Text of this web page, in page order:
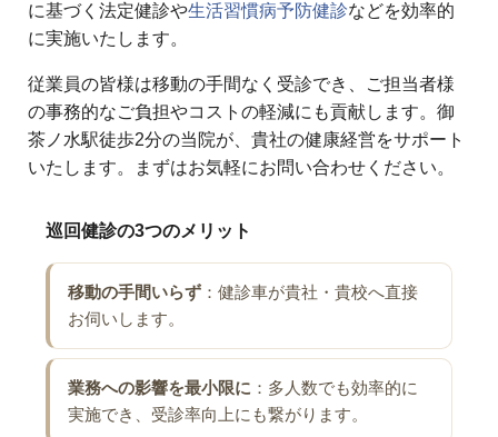
に基づく法定健診や生活習慣病予防健診などを効率的
に実施いたします。
従業員の皆様は移動の手間なく受診でき、ご担当者様
の事務的なご負担やコストの軽減にも貢献します。御
茶ノ水駅徒歩2分の当院が、貴社の健康経営をサポート
いたします。まずはお気軽にお問い合わせください。
巡回健診の3つのメリット
移動の手間いらず ：健診車が貴社・貴校へ直接
お伺いします。
業務への影響を最小限に ：多人数でも効率的に
実施でき、受診率向上にも繋がります。